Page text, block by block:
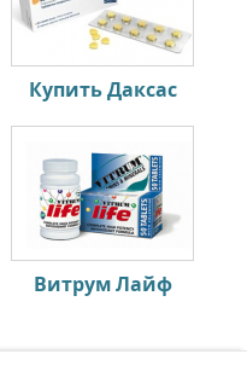
Купить Даксас
Витрум Лайф